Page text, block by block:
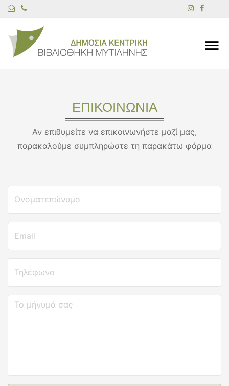
ΕΠΙΚΟΙΝΩΝΙΑ
Αν επιθυμείτε να επικοινωνήστε μαζί μας,
παρακαλούμε συμπληρώστε τη παρακάτω φόρμα